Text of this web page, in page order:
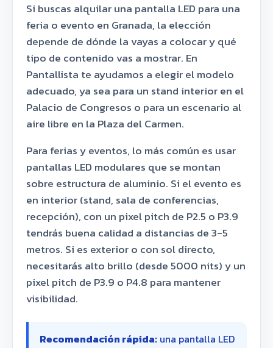
Si buscas alquilar una pantalla LED para una
feria o evento en Granada, la elección
depende de dónde la vayas a colocar y qué
tipo de contenido vas a mostrar. En
Pantallista te ayudamos a elegir el modelo
adecuado, ya sea para un stand interior en el
Palacio de Congresos o para un escenario al
aire libre en la Plaza del Carmen.
Para ferias y eventos, lo más común es usar
pantallas LED modulares que se montan
sobre estructura de aluminio. Si el evento es
en interior (stand, sala de conferencias,
recepción), con un pixel pitch de P2.5 o P3.9
tendrás buena calidad a distancias de 3-5
metros. Si es exterior o con sol directo,
necesitarás alto brillo (desde 5000 nits) y un
pixel pitch de P3.9 o P4.8 para mantener
visibilidad.
Recomendación rápida: una pantalla LED